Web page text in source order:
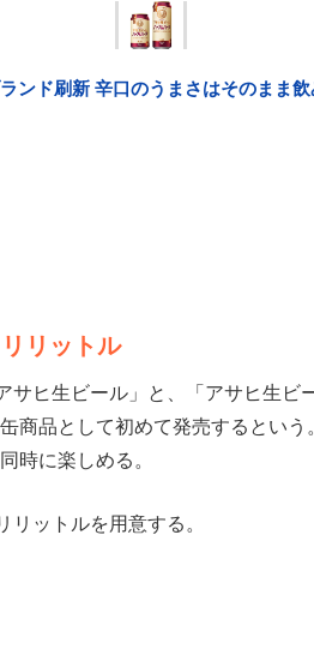
リットル
ヒ生ビール」と、「アサヒ生ビ
商品として初めて発売するとい
時に楽しめる。
ットルを用意する。